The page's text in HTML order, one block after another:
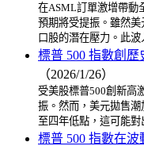
在ASML訂單激增帶動
預期將受提振。雖然
口股的潛在壓力。此
標普 500 指數創
（2026/1/26）
受美股標普500創新高
振。然而，美元拋售
至四年低點，這可能
標普 500 指數在